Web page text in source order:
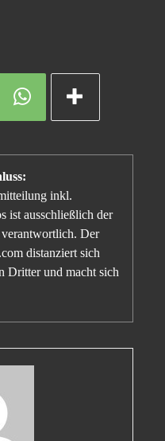
inkl.
ist ausschließlich der
Der
distanziert sich
Dritter und macht sich